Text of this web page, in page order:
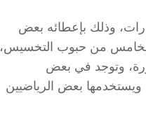
وذلك بإعطائه بعض
الخامس من حبوب التخسيس،
وتوجد في بعض
ويستخدمها بعض الرياضيين